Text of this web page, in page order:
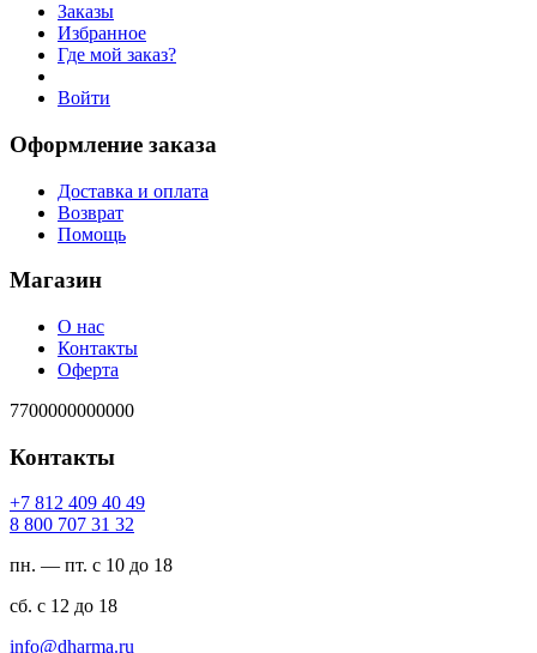
Заказы
Избранное
Где мой заказ?
Войти
Оформление заказа
Доставка и оплата
Возврат
Помощь
Магазин
О нас
Контакты
Оферта
7700000000000
Контакты
94 04 904 218 7+
23 13 707 008 8
пн. — пт. с 10 до 18
сб. с 12 до 18
ur.amrahd@ofni